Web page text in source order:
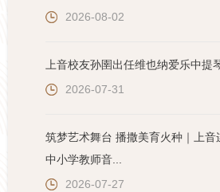
2026-08-02
上音校友孙圉出任维也纳爱乐中提
2026-07-31
筑梦艺术舞台 播撒美育火种｜上音
中小学教师音...
2026-07-27